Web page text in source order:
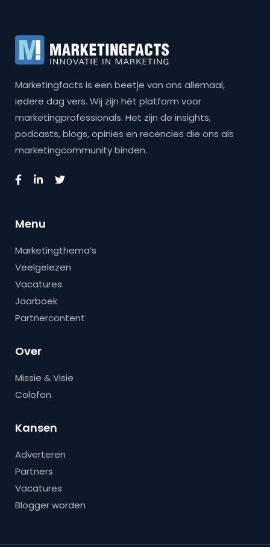
Marketingfacts is een beetje van ons allemaal,
iedere dag vers. Wij zijn hét platform voor
marketingprofessionals. Het zijn de insights,
podcasts, blogs, opinies en recencies die ons als
marketingcommunity binden.
Menu
Marketingthema’s
Veelgelezen
Vacatures
Jaarboek
Partnercontent
Over
Missie & Visie
Colofon
Kansen
Adverteren
Partners
Vacatures
Blogger worden